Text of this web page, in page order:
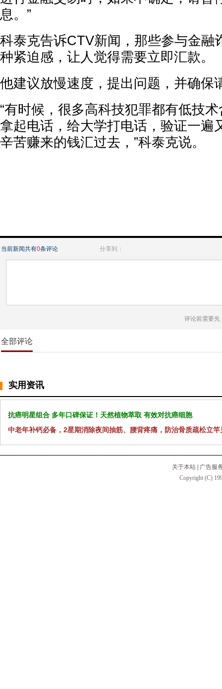
息。”
科泰克告诉CTV新闻，那些参与金融
种紧迫感，让人觉得需要立即汇款。
他建议放慢速度，提出问题，并确保
“有时候，很多高科技犯罪都有低技
拿起电话，给大学打电话，验证一遍
辛苦赚来的钱汇过去，”科泰克说。
当前新闻共有0条评论 分享到：
评论前需要先
全部评论
实用资讯
抗癌明星组合 多年口碑保证！天然植物萃取 有效对抗癌细胞
中老年补钙必备，2星期消除夜间抽筋、腰背疼痛，防治骨质疏松立竿
关于本站
广告服
Copyright (C)